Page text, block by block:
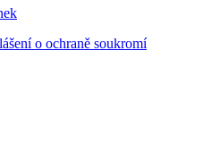
o ochraně soukromí